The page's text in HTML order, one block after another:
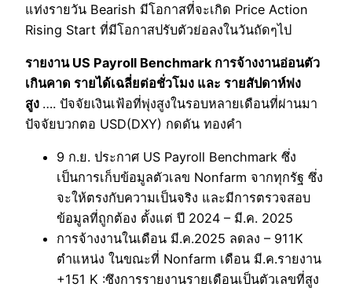
แท่งรายวัน Bearish มีโอกาสที่จะเกิด Price Action
Rising Start ที่มีโอกาสปรับตัวย่อลงในวันถัดๆไป
รายงาน US Payroll Benchmark การจ้างงานอ่อนตัว
เกินคาด รายได้เฉลี่ยต่อชั่วโมง และ รายสัปดาห์พ่ง
สูง …. ปัจจัยเงินเฟ้อที่พุ่งสูงในรอบหลายเดือนที่ผ่านมา
ปัจจัยบวกตอ USD(DXY) กดดัน ทองคำ
9 ก.ย. ประกาศ US Payroll Benchmark ซึ่ง
เป็นการเก็บข้อมูลตัวเลข Nonfarm จากทุกรัฐ ซึ่ง
จะให้ตรงกับความเป็นจริง และมีการตรวจสอบ
ข้อมูลที่ถูกต้อง ตั้งแต่ ปี 2024 – มี.ค. 2025
การจ้างงานในเดือน มี.ค.2025 ลดลง – 911K
ตำแหน่ง ในขณะที่ Nonfarm เดือน มี.ค.รายงาน
+151 K :ซึงการรายงานรายเดือนเป็นตัวเลขที่สูง